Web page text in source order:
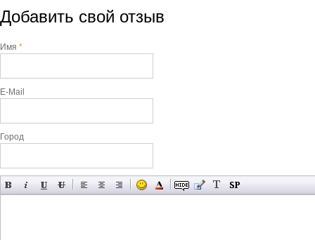
Добавить свой отзыв
Имя *
E-Mail
Город